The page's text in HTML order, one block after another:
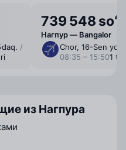
⁠daq. /
739 548
Нагпур — Bangalor
Chor, 16-Sen
08:35 – 15:501 ta
из Нагпура